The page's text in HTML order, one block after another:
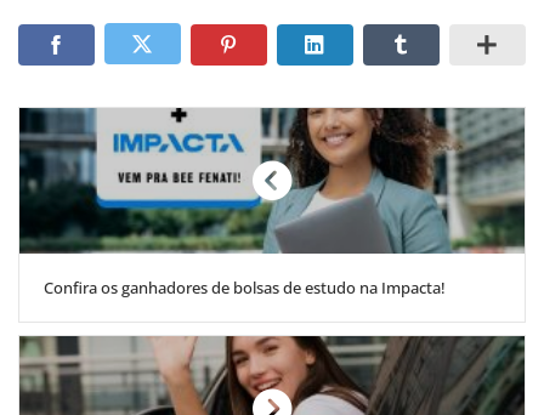
Confira os ganhadores de bolsas de estudo na Impacta!